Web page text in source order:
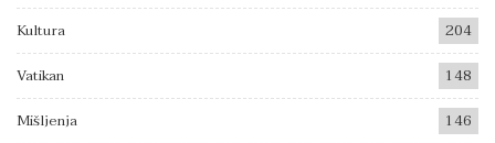
Kultura
204
Vatikan
148
Mišljenja
146